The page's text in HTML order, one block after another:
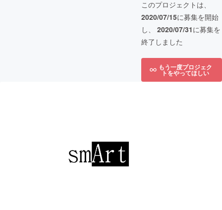
このプロジェクトは、
2020/07/15に募集を開始
し、 2020/07/31に募集を
終了しました
もう一度プロジェク
トをやってほしい